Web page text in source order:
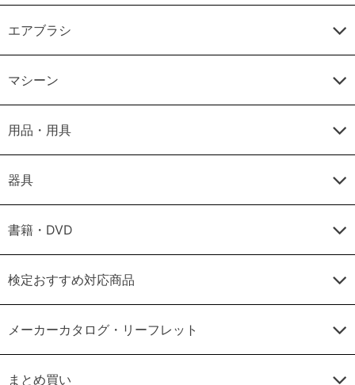
エアブラシ
マシーン
用品・用具
器具
書籍・DVD
検定おすすめ対応商品
メーカーカタログ・リーフレット
まとめ買い